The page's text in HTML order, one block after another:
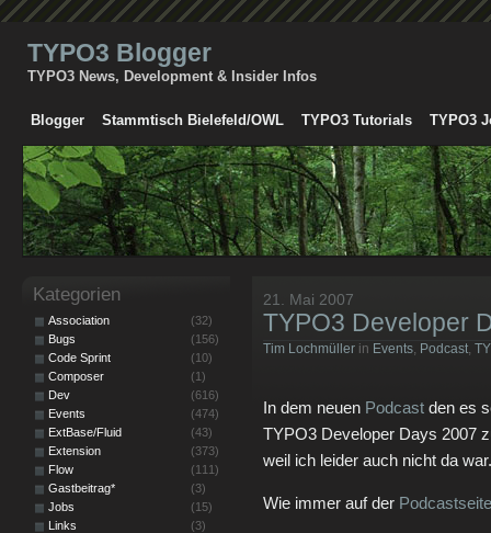
TYPO3 Blogger
TYPO3 News, Development & Insider Infos
Blogger Stammtisch Bielefeld/OWL TYPO3 Tutorials TYPO3
21. Mai 2007
TYPO3 Developer
Tim Lochmüller in Events, Podcast,
In dem neuen Podcast den es
TYPO3 Developer Days 2007
weil ich leider auch nicht da war.
Wie immer auf der Podcastseite
Kategorien
Association
(32)
Bugs
(156)
Code Sprint
(10)
Composer
(1)
Dev
(616)
Events
(474)
ExtBase/Fluid
(43)
Extension
(373)
Flow
(111)
Gastbeitrag*
(3)
Jobs
(15)
Links
(3)